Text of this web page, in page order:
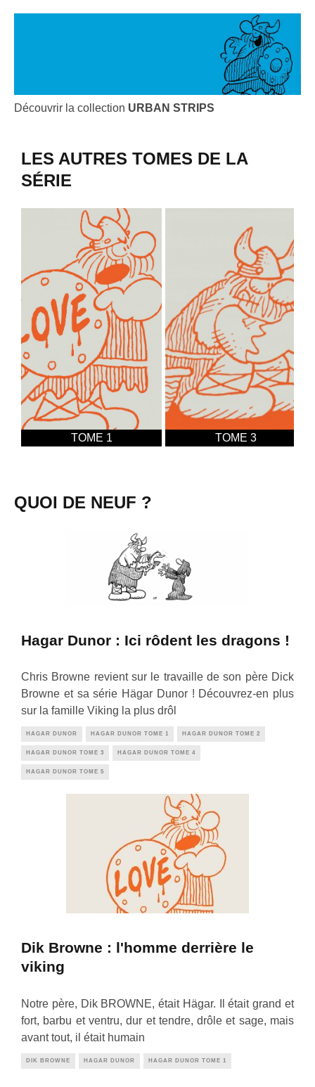
Découvrir la collection URBAN STRIPS
LES AUTRES TOMES DE LA
SÉRIE
TOME 1 TOME 3
QUOI DE NEUF ?
Hagar Dunor : Ici rôdent les dragons !
Chris Browne revient sur le travaille de son père Dick
Browne et sa série Hägar Dunor ! Découvrez-en plus
sur la famille Viking la plus drôl
HAGAR DUNOR HAGAR DUNOR TOME 1 HAGAR DUNOR TOME 2
HAGAR DUNOR TOME 3 HAGAR DUNOR TOME 4
HAGAR DUNOR TOME 5
Dik Browne : l'homme derrière le
viking
Notre père, Dik BROWNE, était Hägar. Il était grand et
fort, barbu et ventru, dur et tendre, drôle et sage, mais
avant tout, il était humain
DIK BROWNE HAGAR DUNOR HAGAR DUNOR TOME 1